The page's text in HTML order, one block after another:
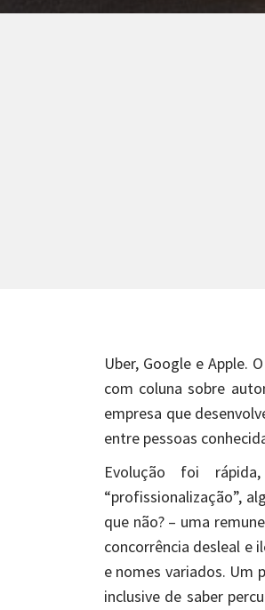
Uber, Google e Apple.
com coluna sobre
empresa que
entre pessoas
Evolução foi
“profissionalização”,
que não? – uma
concorrência desleal e
e nomes variados. Um
inclusive de saber